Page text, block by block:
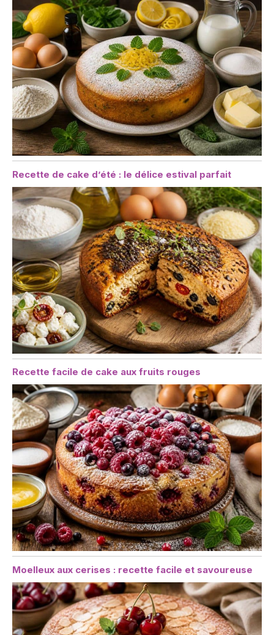
Recette de cake d’été : le délice estival parfait
Recette facile de cake aux fruits rouges
Moelleux aux cerises : recette facile et savoureuse